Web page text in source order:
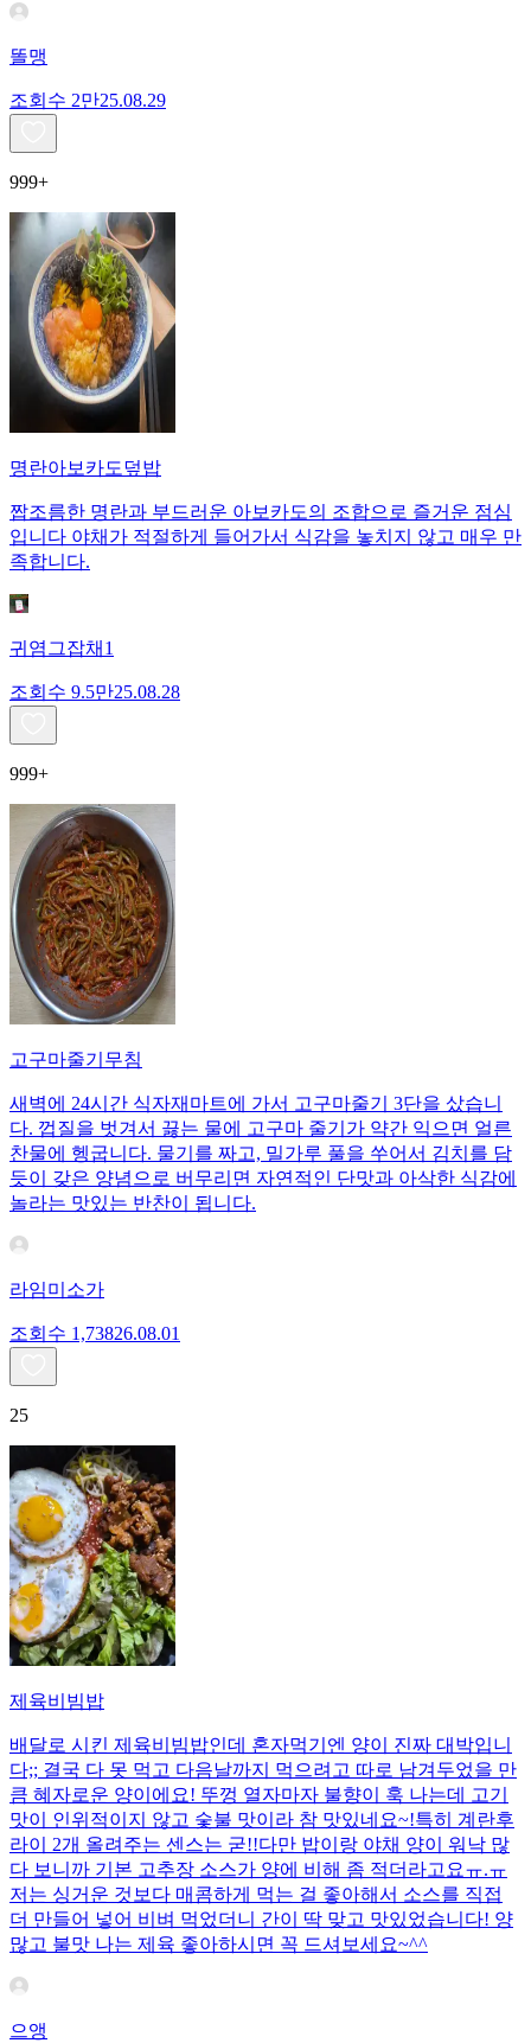
똘맹
조회수 2만25.08.29
999+
명란아보카도덮밥
짭조름한 명란과 부드러운 아보카도의 조합으로 즐거운 점심
입니다 야채가 적절하게 들어가서 식감을 놓치지 않고 매우 만
족합니다.
귀염그잡채1
조회수 9.5만25.08.28
999+
고구마줄기무침
새벽에 24시간 식자재마트에 가서 고구마줄기 3단을 샀습니
다. 껍질을 벗겨서 끓는 물에 고구마 줄기가 약간 익으면 얼른
찬물에 헹굽니다. 물기를 짜고, 밀가루 풀을 쑤어서 김치를 담
듯이 갖은 양념으로 버무리면 자연적인 단맛과 아삭한 식감에
놀라는 맛있는 반찬이 됩니다.
라임미소가
조회수 1,73826.08.01
25
제육비빔밥
배달로 시킨 제육비빔밥인데 혼자먹기엔 양이 진짜 대박입니
다;; 결국 다 못 먹고 다음날까지 먹으려고 따로 남겨두었을 만
큼 혜자로운 양이에요! 뚜껑 열자마자 불향이 훅 나는데 고기
맛이 인위적이지 않고 숯불 맛이라 참 맛있네요~!특히 계란후
라이 2개 올려주는 센스는 굳!! ​다만 밥이랑 야채 양이 워낙 많
다 보니까 기본 고추장 소스가 양에 비해 좀 적더라고요ㅠ.ㅠ
저는 싱거운 것보다 매콤하게 먹는 걸 좋아해서 소스를 직접
더 만들어 넣어 비벼 먹었더니 간이 딱 맞고 맛있었습니다! 양
많고 불맛 나는 제육 좋아하시면 꼭 드셔보세요~^^
으앵